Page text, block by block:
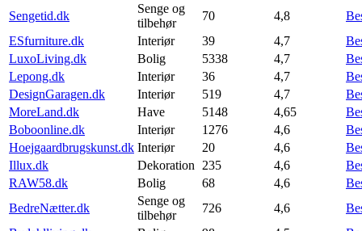
Sengetid.dk
Senge og
tilbehør
70 4,8
ESfurniture.dk
Interiør 39 4,7
LuxoLiving.dk
Bolig 5338 4,7
Lepong.dk
Interiør 36 4,7
DesignGaragen.dk
Interiør 519 4,7
MoreLand.dk
Have 5148 4,65
Boboonline.dk
Interiør 1276 4,6
Hoejgaardbrugskunst.dk Interiør 20 4,6
Illux.dk
Dekoration 235 4,6
RAW58.dk
Bolig 68 4,6
BedreNætter.dk
Senge og
tilbehør
726 4,6